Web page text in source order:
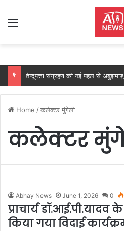
Menu
Home /कलेक्टर मुंगेली
कलेक्टर
Abhay News June 1, 2026 0
प्राचार्य डॉ.आई.पी.यादव
किया गया विदाई